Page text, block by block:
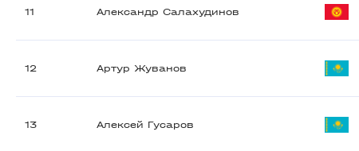
11 Александр Салахудинов
12 Артур Жуванов
13 Алексей Гусаров